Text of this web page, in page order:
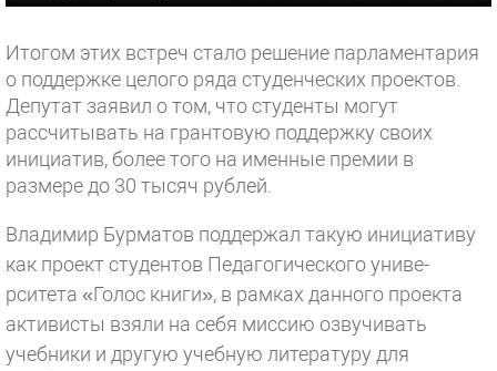
Итогом этих встреч стало решение парламе­нтария
о поддержке це­лого ряда студенческих проектов.
Депутат заявил о том, что студенты могут
рассчитывать на гра­нтовую поддержку сво­их
инициатив, более того на именные премии в
размере до 30 тысяч рублей.
Вл­адимир Бурматов поддержал такую инициативу
как проект студентов Педагогического униве­
рситета «Голос книги­», в рамках данного проекта
активисты взяли на себя миссию озвучива­ть
учебники и другую учебную литературу для